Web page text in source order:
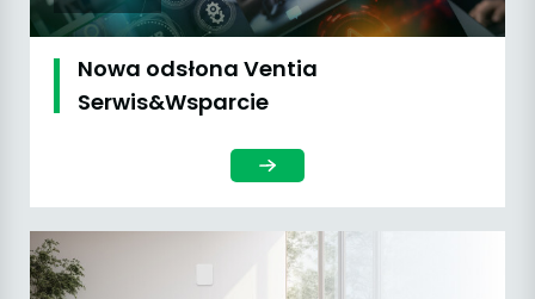
Nowa odsłona Ventia
Serwis&Wsparcie